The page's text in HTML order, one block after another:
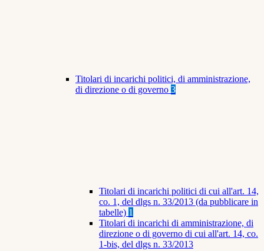
Titolari di incarichi politici, di amministrazione,
di direzione o di governo 3
Titolari di incarichi politici di cui all'art. 14,
co. 1, del dlgs n. 33/2013 (da pubblicare in
tabelle) 1
Titolari di incarichi di amministrazione, di
direzione o di governo di cui all'art. 14, co.
1-bis, del dlgs n. 33/2013